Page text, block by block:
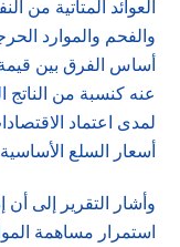
العوائد المتأتية من
والفحم والموارد
أساس الفرق بين قيمة
عنه كنسبة من الناتج
لمدى اعتماد
أسعار السلع
وأشار التقرير إلى
استمرار مساهمة